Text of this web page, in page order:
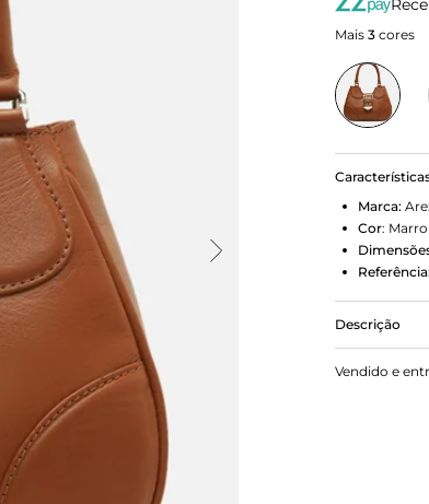
Mais 3 cores
Marca:
Cor:
Referência:
Descrição
Bolsa hobo
retangular,
Vendido e